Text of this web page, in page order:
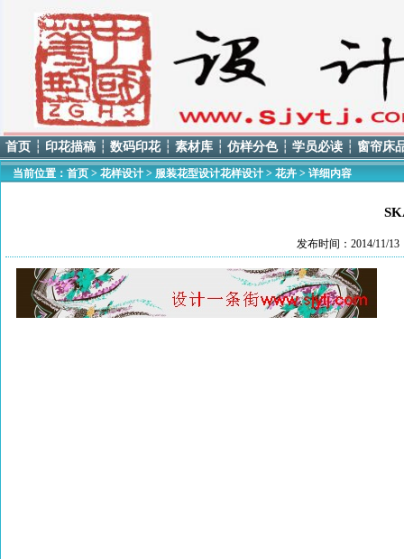
首页 ┆ 印花描稿 ┆ 数码印花 ┆ 素材库 ┆ 仿样分色 ┆ 学员必读 ┆ 窗帘床
当前位置： 首页 > 花样设计 > 服装花型设计花样设计 > 花卉 > 详细内容
发布时间：2014/11/